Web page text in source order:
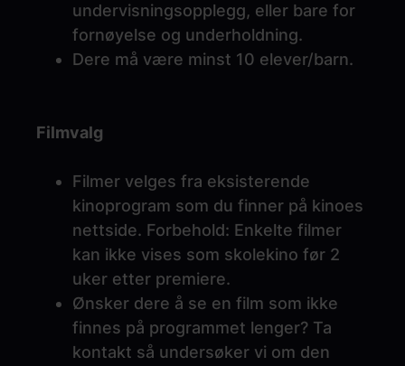
undervisningsopplegg, eller bare for
fornøyelse og underholdning.
Dere må være minst 10 elever/barn.
Filmvalg
Filmer velges fra eksisterende
kinoprogram som du finner på kinoes
nettside. Forbehold: Enkelte filmer
kan ikke vises som skolekino før 2
uker etter premiere.
Ønsker dere å se en film som ikke
finnes på programmet lenger? Ta
kontakt så undersøker vi om den